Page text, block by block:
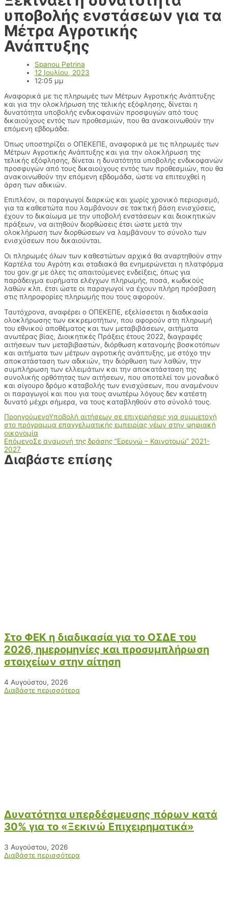
υποβολής ενστάσεων για τα
Μέτρα Αγροτικής
Ανάπτυξης
Spanou Petrina
12 Ιουλίου, 2023
12:05 μμ
Αναφορικά με τις πληρωμές των Μέτρων Αγροτικής Ανάπτυξης
και για την ολοκλήρωση της τελικής εξόφλησης, δίνεται η
δυνατότητα υποβολής ενδικοφανών προσφυγών από τους
δικαιούχους εντός των προθεσμιών, που θα ανακοινωθούν την
επόμενη εβδομάδα.
Όπως υποστηρίζει ο ΟΠΕΚΕΠΕ, αναφορικά με τις πληρωμές των
Μέτρων Αγροτικής Ανάπτυξης και για την ολοκλήρωση της
τελικής εξόφλησης, δίνεται η δυνατότητα υποβολής ενδικοφανών
προσφυγών από τους δικαιούχους εντός των προθεσμιών, που θα
ανακοινωθούν την επόμενη εβδομάδα, ώστε να επιτευχθεί η
άρση των αδικιών.
Επιπλέον, οι παραγωγοί διαρκώς και χωρίς χρονικό περιορισμό,
για τα καθεστώτα που λαμβάνουν σε τακτική βάση ενισχύσεις,
έχουν το δικαίωμα με την υποβολή ενστάσεων και διοικητικών
πράξεων, να αιτηθούν διορθώσεις έτσι ώστε μετά την
ολοκλήρωση των διορθώσεων να λαμβάνουν το σύνολο των
ενισχύσεων που δικαιούνται.
Οι πληρωμές όλων των καθεστώτων αρχικά θα αναρτηθούν στην
Καρτέλα του Αγρότη και σταδιακά θα ενημερώνεται η πλατφόρμα
του gov.gr με όλες τις απαιτούμενες ενδείξεις, όπως για
παράδειγμα ευρήματα ελέγχων πληρωμής, ποσά, κωδικούς
λαθών κλπ. έτσι ώστε οι παραγωγοί να έχουν πλήρη πρόσβαση
στις πληροφορίες πληρωμής που τους αφορούν.
Ταυτόχρονα, αναφέρει ο ΟΠΕΚΕΠΕ, εξελίσσεται η διαδικασία
ολοκλήρωσης των εκκρεμοτήτων, που αφορούν στη πληρωμή
του εθνικού αποθέματος και των μεταβιβάσεων, αιτήματα
ανωτέρας βίας, Διοικητικές Πράξεις έτους 2022, διαγραφές
αιτήσεων των μεταβιβαστών, διόρθωση κατανομής βοσκοτόπων
και αιτήματα των μέτρων αγροτικής ανάπτυξης, με στόχο την
αποκατάσταση των αδικιών, την διόρθωση των λαθών, την
συμπλήρωση των ελλειμάτων και την αποκατάσταση της
συνολικής ορθότητας των αιτήσεων, που αποτελεί τον μοναδικό
και σίγουρο δρόμο καταβολής των ενισχύσεων, που αναμένουν
οι παραγωγοί και που για τους ανωτέρω λόγους δεν κατέστη
δυνατό μέχρι σήμερα, να τους καταβληθούν στο σύνολό τους.
ΠροηγούμενοΥποβολή αιτήσεων σε επιχειρήσεις για συμμετοχή
στο πρόγραμμα επαγγελματικής εμπειρίας νέων στην ψηφιακή
οικονομία
ΕπόμενοΣε αναμονή της δράσης “Ερευνώ – Καινοτομώ” 2021-
2027
Διαβάστε επίσης
Στο ΦΕΚ η διαδικασία για το ΟΣΔΕ του
2026, ημερομηνίες και προσυμπλήρωση
στοιχείων στην αίτηση
4 Αυγούστου, 2026
Διαβάστε περισσότερα
Δυνατότητα υπερδέσμευσης πόρων κατά
30% για το «Ξεκινώ Επιχειρηματικά»
3 Αυγούστου, 2026
Διαβάστε περισσότερα